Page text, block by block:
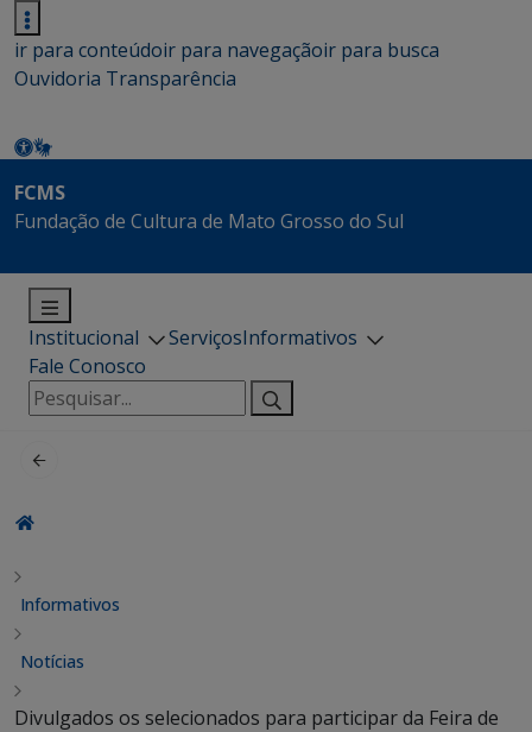
ir para conteúdoir para navegaçãoir para busca
Ouvidoria Transparência
FCMS
Fundação de Cultura de Mato Grosso do Sul
Institucional ServiçosInformativos
Fale Conosco
Pesquisar
por:
Informativos
Notícias
Divulgados os selecionados para participar da Feira de